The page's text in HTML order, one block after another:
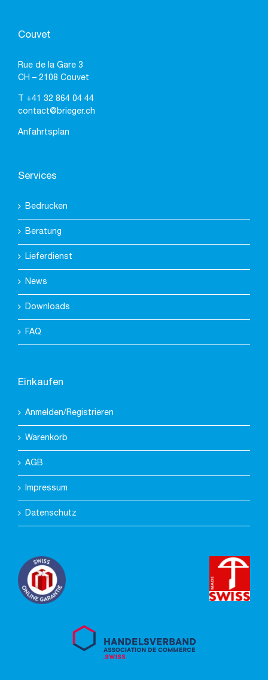
Couvet
Rue de la Gare 3
CH – 2108 Couvet
+41 32 864 04 44
contact@brieger.ch
Anfahrtsplan
Services
Bedrucken
Beratung
Lieferdienst
News
Downloads
FAQ
Einkaufen
Anmelden/Registrieren
Warenkorb
AGB
Impressum
Datenschutz